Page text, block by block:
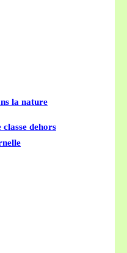
la nature
classe dehors